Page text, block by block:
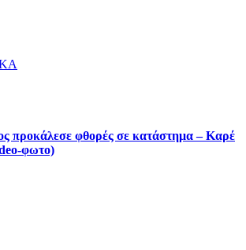
προκάλεσε φθορές σε κατάστημα – Καρέ
φωτο)